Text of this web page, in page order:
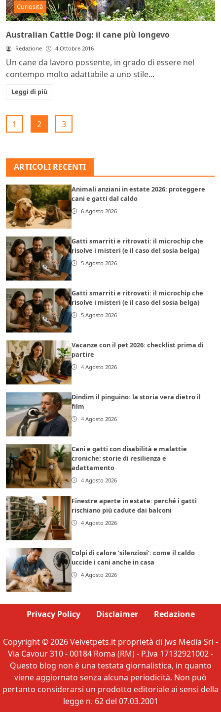
Curiosità
Australian Cattle Dog: il cane più longevo
Redazione 4 Ottobre 2016
Un cane da lavoro possente, in grado di essere nel
contempo molto adattabile a uno stile...
Leggi di più
1 2 3
ARTICOLI RECENTI
Animali anziani in estate 2026: proteggere
cani e gatti dal caldo
6 Agosto 2026
Gatti smarriti e ritrovati: il microchip che
risolve i misteri (e il caso del sosia belga)
5 Agosto 2026
Gatti smarriti e ritrovati: il microchip che
risolve i misteri (e il caso del sosia belga)
5 Agosto 2026
Vacanze con il pet 2026: checklist prima di
partire
4 Agosto 2026
Dindim il pinguino: la storia vera dietro il
film
4 Agosto 2026
Cani e gatti con disabilità e malattie
croniche: storie di resilienza e
adattamento
4 Agosto 2026
Finestre aperte in estate: perché i gatti
rischiano più cadute dai balconi
4 Agosto 2026
Colpi di calore ‘silenziosi’: come il caldo
uccide i cani anche in casa
4 Agosto 2026
Privacy Policy Disclaimer Redazione
Copyright © 2026 Velvetpets.it proprietà di Jws Media Srl -
Via Cavour 310 - 00184 Roma (RM) - P.Iva 17132921002 -
Questo blog non è una testata giornalistica, in quanto
viene aggiornato senza alcuna periodicità. Non può
pertanto considerarsi un prodotto editoriale ai sensi della
legge n. 62 del 07.03.2001